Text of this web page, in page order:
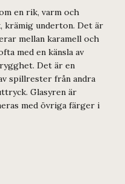
en rik, varm och
krämig underton. Det är
mellan karamell och
med en känsla av
Det är en
spillrester från andra
Glasyren är
med övriga färger i